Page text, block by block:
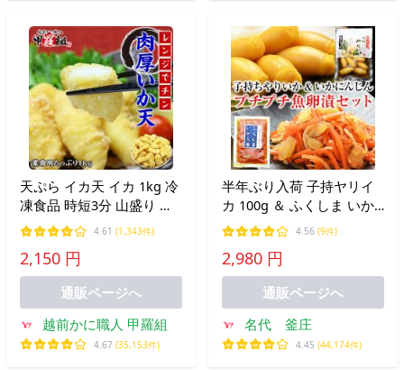
天ぷら イカ天 イカ 1kg 冷
凍食品 時短3分 山盛り 食
べ放題 烏賊 いか イカ天ぷ
ら ポイント利用 爆買
4.61 (1,343件)
2,150 円
通販ページへ
越前かに職人 甲羅組
4.67 (35,153件)
半年ぶり入荷 子持ヤリイ
カ 100g ＆ ふくしま いか
人参 150g プチプチ魚卵漬
お試しセット ASMR 咀嚼
音
4.56 (9件)
2,980 円
通販ページへ
名代 釜庄
4.45 (44,174件)